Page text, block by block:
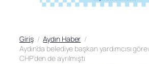
Giriş
Aydın Haber
Aydın’da belediye başkan yardımcısı
CHP’den de ayrılmıştı